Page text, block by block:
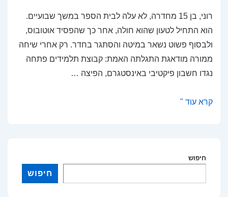
רוני, בן 15 מחדרה, לא עלה לבית הספר במשך שבועיים.
הוא התחיל לטעון שהוא חולה, אחר כך שהפסיד אוטובוס,
ולבסוף פשוט נשאר במיטה והסתגר בחדר. רק אחרי שיחה
ממורה מודאגת התגלתה האמת: קבוצת תלמידים פתחה
נגדו חשבון פיקטיבי באינסטגרם, הפיצה …
עבריינות
הופכים
קרא עוד "
חיפוש
חיפוש